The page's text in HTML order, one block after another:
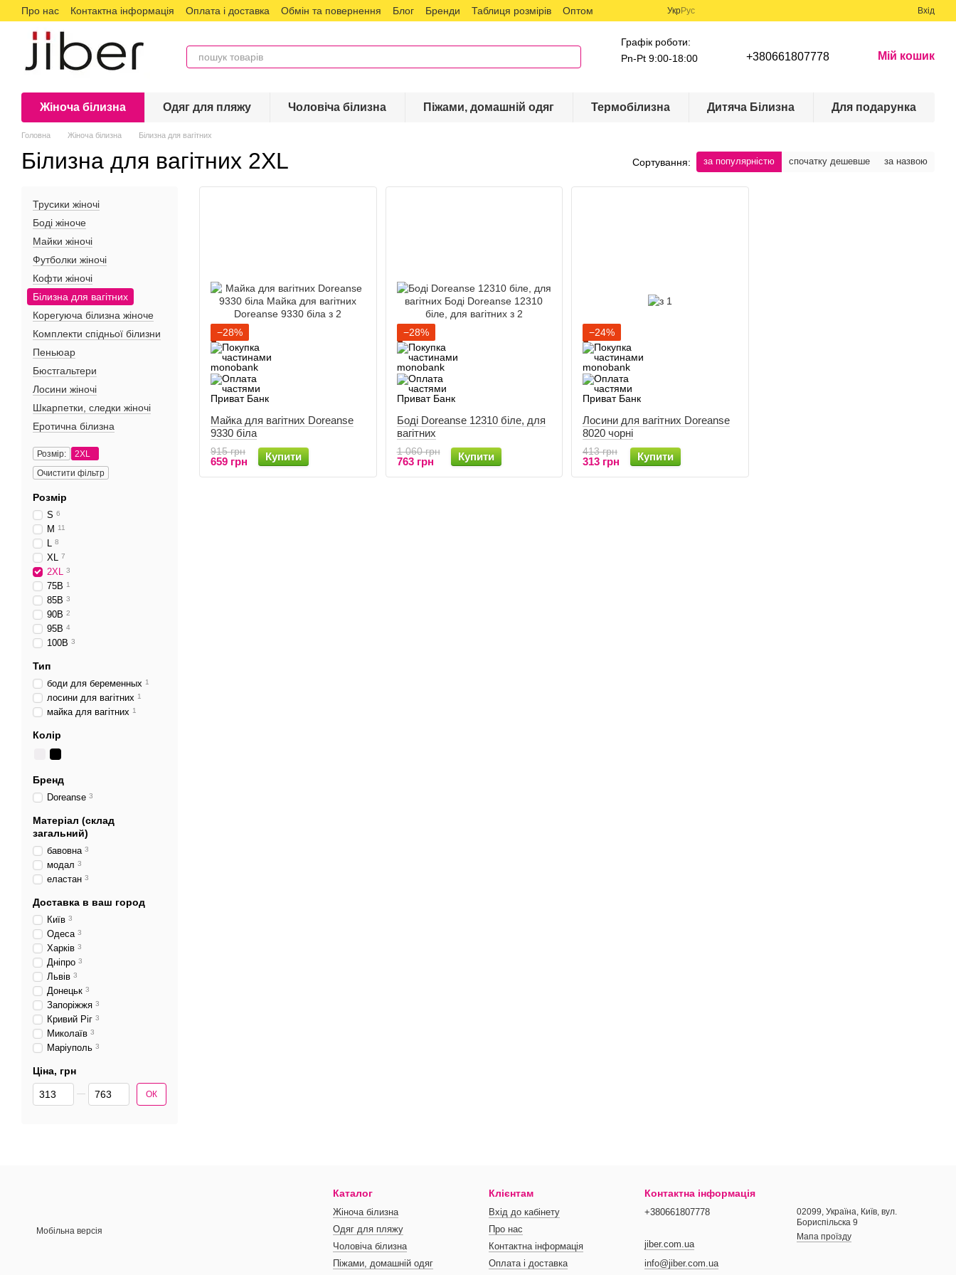
Перейти до основного контенту
Про нас Контактна інформація Оплата і доставка Обмін та повернення Блог Бренди Таблиця розмірів Оптом УкрРус Вхід
Графік роботи:
Pn-Pt 9:00-18:00
+380661807778 Мій кошик
Жіноча білизна Одяг для пляжу Чоловіча білизна Піжами, домашній одяг Термобілизна Дитяча Білизна Для подарунка
Головна Жіноча білизна Білизна для вагітних
Білизна для вагітних 2XL Сортування: за популярністю спочатку дешевше за назвою
−28%
Майка для вагітних Doreanse
9330 біла
915 грн
659 грн Купити
−28%
Боді Doreanse 12310 біле, для
вагітних
1 060 грн
763 грн Купити
−24%
Лосини для вагітних Doreanse
8020 чорні
413 грн
313 грн Купити
Трусики жіночі
Боді жіноче
Майки жіночі
Футболки жіночі
Кофти жіночі
Білизна для вагітних
Корегуюча білизна жіноче
Комплекти спідньої білизни
Пеньюар
Бюстгальтери
Лосини жіночі
Шкарпетки, следки жіночі
Еротична білизна
Розмір:
2XL
Очистити фільтр
Розмір
S 6
M 11
L 8
XL 7
2XL 3
75B 1
85В 3
90В 2
95B 4
100B 3
Тип
боди для беременных 1
лосини для вагітних 1
майка для вагітних 1
Колір
Бренд
Doreanse 3
Матеріал (склад
загальний)
бавовна 3
модал 3
еластан 3
Доставка в ваш город
Київ 3
Одеса 3
Харків 3
Дніпро 3
Львів 3
Донецьк 3
Запоріжжя 3
Кривий Ріг 3
Миколаїв 3
Маріуполь 3
Ціна, грн
Від Ціна, грн
До Ціна, грн ОК
Мобільна версія
Каталог
Жіноча білизна
Одяг для пляжу
Чоловіча білизна
Піжами, домашній одяг
Клієнтам
Вхід до кабінету
Про нас
Контактна інформація
Оплата і доставка
Контактна інформація
+380661807778
jiber.com.ua
info@jiber.com.ua
02099, Україна, Київ, вул.
Бориспільска 9
Мапа проїзду